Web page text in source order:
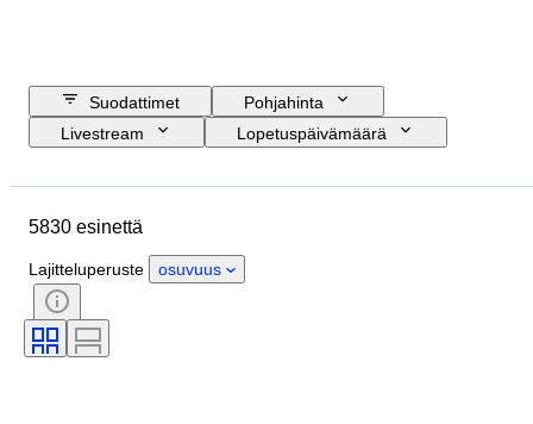
Suodattimet
Pohjahinta
Livestream
Lopetuspäivämäärä
Materiaali
Kivi
Allekirjoitus
Väri
Tarkka väri
Mineraalimuoto
5830 esinettä
Lajitteluperuste osuvuus